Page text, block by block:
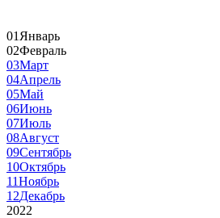
01 Январь
02Февраль
03Март
04Апрель
05Май
06Июнь
07Июль
08Август
09Сентябрь
10Октябрь
11Ноябрь
12Декабрь
2022